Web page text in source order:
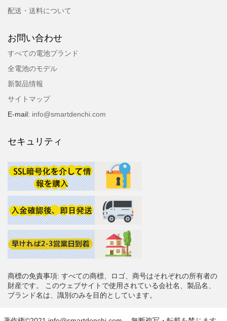
配送・送料について
お問い合わせ
すべての電池ブランド
全電池のモデル
新製品情報
サイトマップ
E-mail: info@smartdenchi.com
セキュリティ
商標の免責事項: すべての商標、ロゴ、商号はそれぞれの所有者の
財産です。 このウェブサイトで使用されている会社名、製品名、
ブランド名は、識別のみを目的としています。